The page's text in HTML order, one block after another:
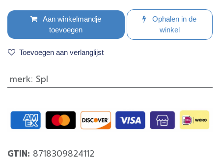
Aan winkelmandje
toevoegen
Ophalen in de
winkel
Toevoegen aan verlanglijst
merk: Spl
GTIN: 8718309824112